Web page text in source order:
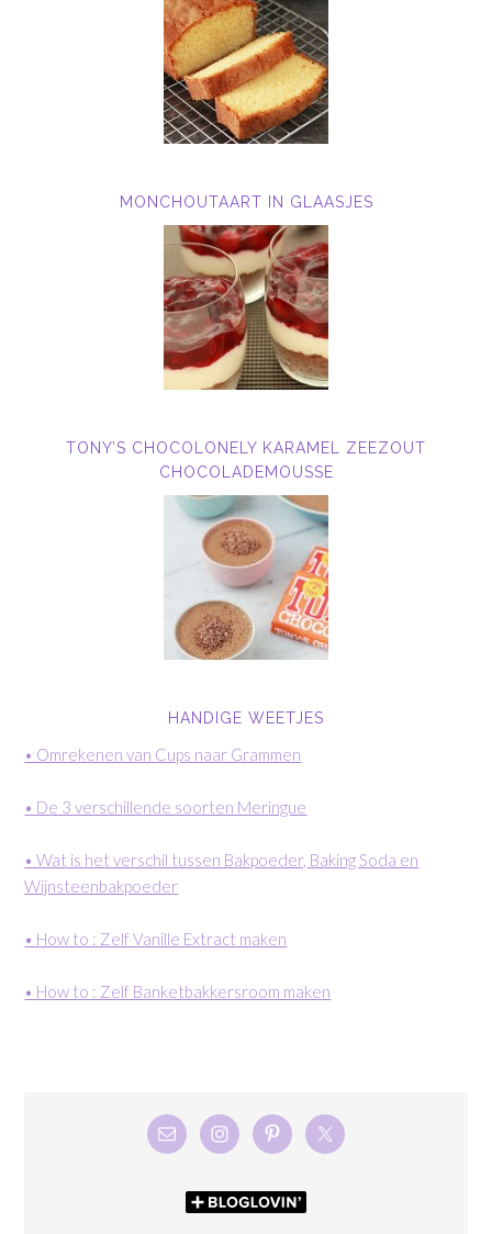
MONCHOUTAART IN GLAASJES
TONY’S CHOCOLONELY KARAMEL ZEEZOUT
CHOCOLADEMOUSSE
HANDIGE WEETJES
• Omrekenen van Cups naar Grammen
• De 3 verschillende soorten Meringue
• Wat is het verschil tussen Bakpoeder, Baking Soda en
Wijnsteenbakpoeder
• How to : Zelf Vanille Extract maken
• How to : Zelf Banketbakkersroom maken